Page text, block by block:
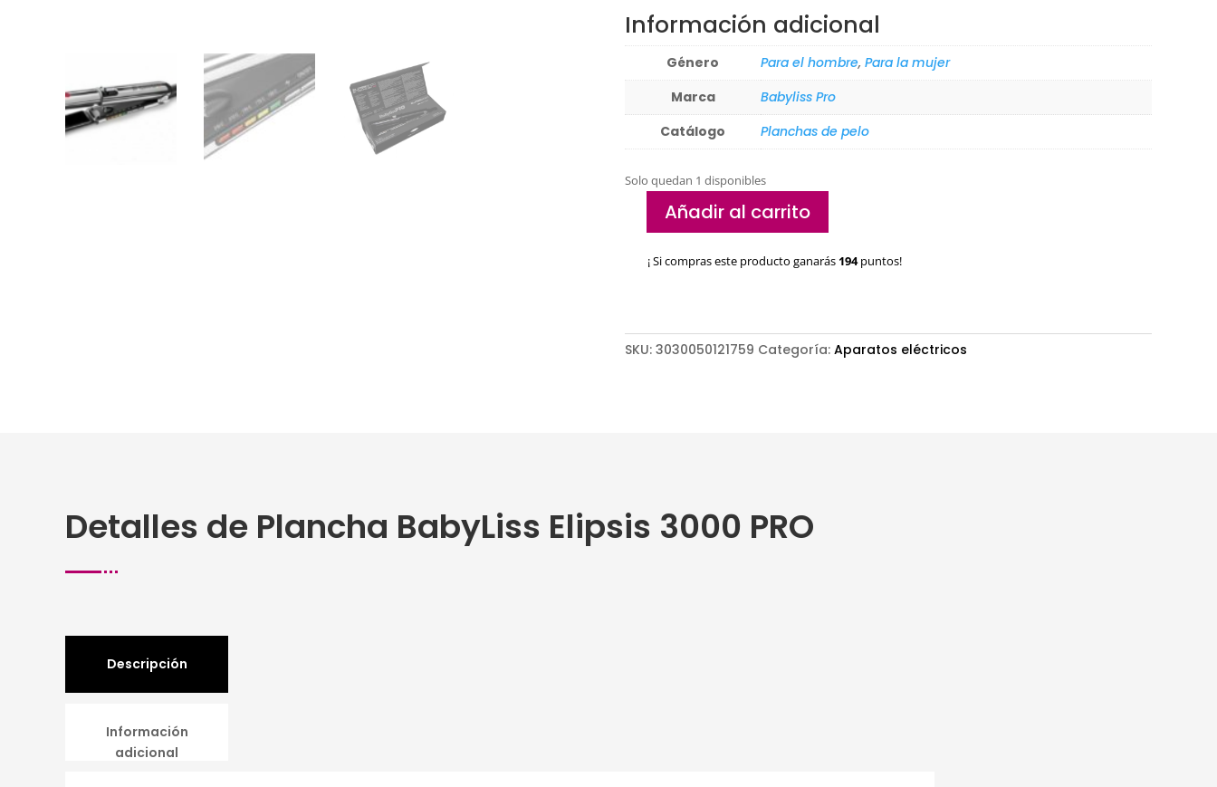
Información adicional
Género Para el hombre, Para la mujer
Marca
Babyliss Pro
Catálogo
Planchas de pelo
Solo quedan 1 disponibles
Plancha
Elipsis
Añadir al carrito
¡ Si compras este producto ganarás 194puntos!
SKU: 3030050121759 Categoría: Aparatos eléctricos
Detalles de Plancha BabyLiss Elipsis 3000 PRO
Descripción
Información
adicional